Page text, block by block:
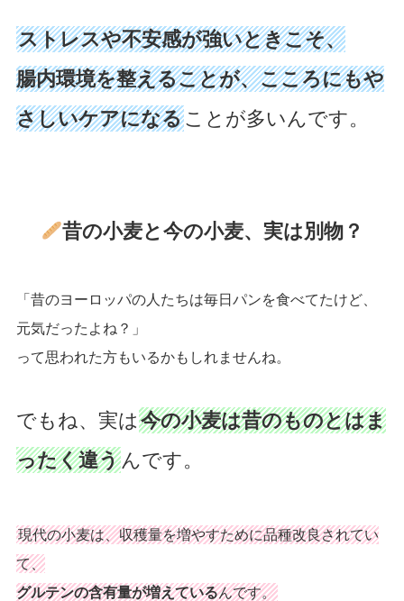
ストレスや不安感が強いときこそ、
腸内環境を整えることが、こころにもや
さしいケアになることが多いんです。
昔の小麦と今の小麦、実は別物？
「昔のヨーロッパの人たちは毎日パンを食べてたけど、
元気だったよね？」
って思われた方もいるかもしれませんね。
でもね、実は今の小麦は昔のものとはま
ったく違うんです。
現代の小麦は、収穫量を増やすために品種改良されてい
て、
グルテンの含有量が増えているんです。